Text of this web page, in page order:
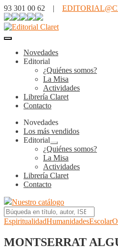
93 301 00 62 |
Novedades
Editorial
¿Quiénes somos?
La Misa
Actividades
Librería Claret
Contacto
Novedades
Los más vendidos
Editorial
Expandir
el
menú
hijo
¿Quiénes somos?
La Misa
Actividades
Librería Claret
Contacto
Nuestro catálogo
EspiritualidadHumanidadesEscolar
MONTSERRAT